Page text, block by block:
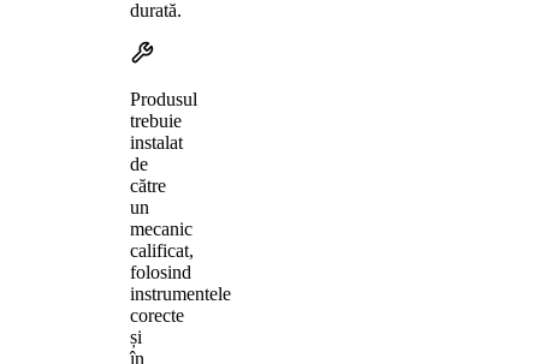
durată.
Produsul
trebuie
instalat
de
către
un
mecanic
calificat,
folosind
instrumentele
corecte
și
în